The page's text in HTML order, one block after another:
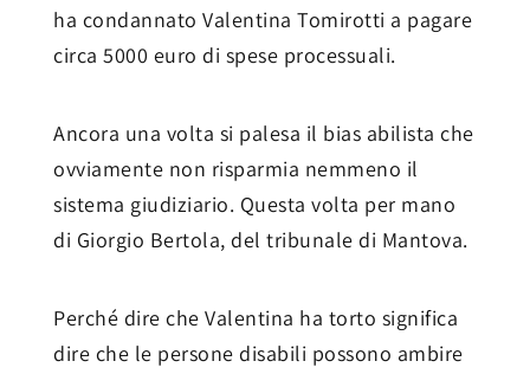
ha condannato Valentina Tomirotti a pagare
circa 5000 euro di spese processuali.
Ancora una volta si palesa il bias abilista che
ovviamente non risparmia nemmeno il
sistema giudiziario. Questa volta per mano
di Giorgio Bertola, del tribunale di Mantova.
Perché dire che Valentina ha torto significa
dire che le persone disabili possono ambire